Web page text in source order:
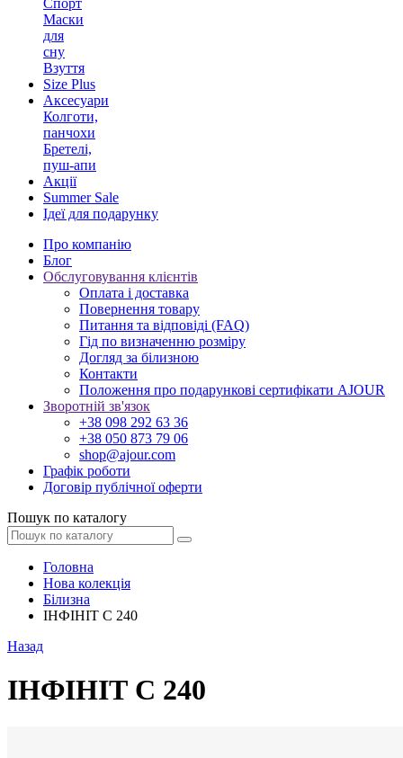
Спорт
Маски
для
сну
Взуття
Size Plus
Аксесуари
Колготи,
панчохи
Бретелі,
пуш-апи
Акції
Summer Sale
Ідеї для подарунку
Про компанію
Блог
Обслуговування клієнтів
Оплата і доставка
Повернення товару
Питання та відповіді (FAQ)
Гід по визначенню розміру
Догляд за білизною
Контакти
Положення про подарункові сертифікати AJOUR
Зворотній зв'язок
+38 098 292 63 36
+38 050 873 79 06
shop@ajour.com
Графік роботи
Договір публічної оферти
Пошук по каталогу
Головна
Нова колекція
Білизна
ІНФІНІТ С 240
Назад
ІНФІНІТ С 240